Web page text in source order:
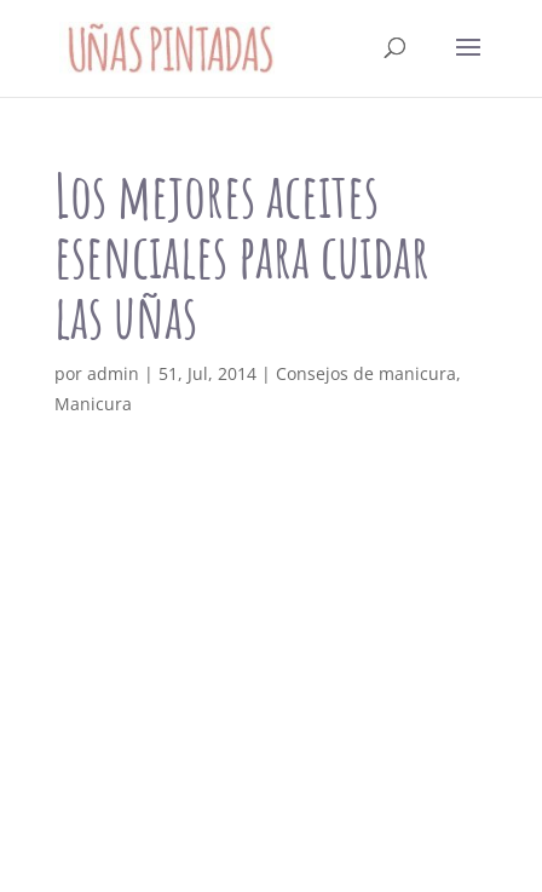
Los mejores aceites
esenciales para cuidar
las uñas
por admin | 51, Jul, 2014| Consejos de manicura,
Manicura